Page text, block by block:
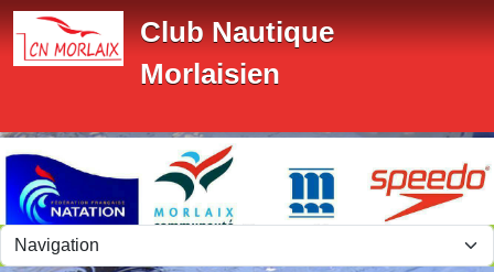
Club Nautique
Morlaisien
Panneau de gestion des cookies